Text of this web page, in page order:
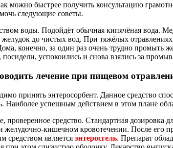
можно быстрее получить консультацию
следующие советы.
воды. Подойдёт обычная кипячёная вода.
до чистых вод. При тяжёлых
конечно, за один раз очень трудно
успокоились и снова взялись за
лечение при пищевом
принять энтеросорбент. Данное средство
Наиболее успешным действием в этом плане
проверенное средство. Стандартная
желудочно-кишечном кровотечении. После его
средством является энтеросгель. Препарат